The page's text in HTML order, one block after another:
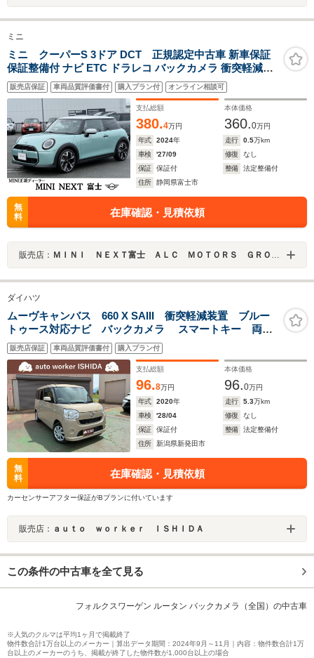
ミニ
ミニ クーパーS 3ドア DCT 正規認定中古車 新車保証
保証整備付 ナビ ETC ドラレコ バックカメラ 衝突軽減ブ
レーキ アイドリングストップ 障害物ソナー 車線キープ A
クルコン
販売店保証 車両品質評価書付 購入プラン付 オンライン相談可
支払総額
380.4万円
本体価格
360.0万円
年式
2024年 走行 0.5万km
車検
'27/09 修復
なし
保証
保証付 整備
法定整備付
住所
静岡県富士市
無
料
在庫確認・見積依頼
販売店： ＭＩＮＩ ＮＥＸＴ富士 ＡＬＣ ＭＯＴＯＲＳ ＧＲＯＵＰ
ダイハツ
ムーヴキャンバス 660 X SAIII 衝突軽減装置 ブルー
トゥース対応ナビ バックカメラ スマートキー 両側
電動スライドドア 関東仕入
販売店保証 車両品質評価書付 購入プラン付
支払総額
96.8万円
本体価格
96.0万円
年式
2020年 走行 5.3万km
車検
'28/04 修復
なし
保証
保証付 整備
法定整備付
住所
新潟県新発田市
無
料
在庫確認・見積依頼
カーセンサーアフター保証がBプランに付いています
販売店： ａｕｔｏ ｗｏｒｋｅｒ ＩＳＨＩＤＡ
この条件の中古車を全て見る
フォルクスワーゲン ルータン バックカメラ（全国）の中古車
※人気のクルマは平均1ヶ月で掲載終了
物件数合計1万台以上のメーカー｜算出データ期間：2024年9月～11月｜内容：物件数合計1万
台以上のメーカーのうち、掲載が終了した物件数が1,000台以上の場合